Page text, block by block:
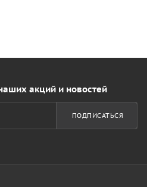
акций и новостей
ПОДПИСАТЬСЯ